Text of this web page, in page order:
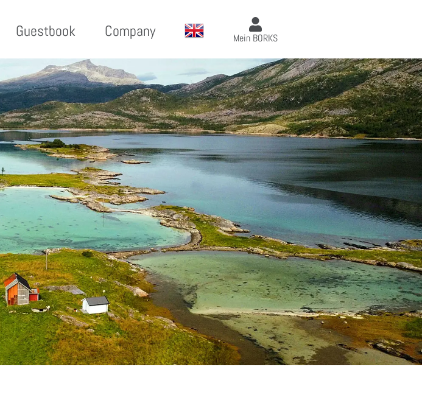
Guestbook Company Mein BORKS